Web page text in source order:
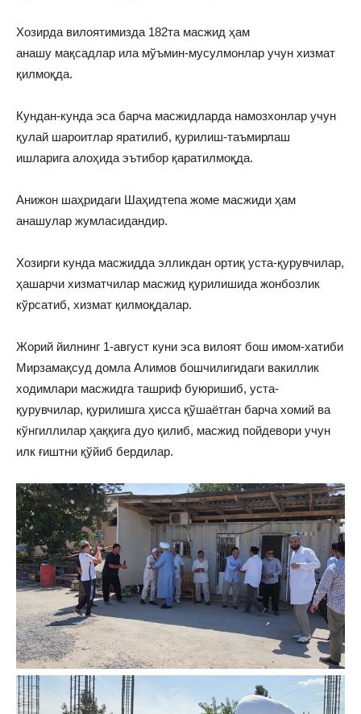
Хозирда вилоятимизда 182та масжид ҳам
анашу мақсадлар ила мўъмин-мусулмонлар учун хизмат
қилмоқда.
Кундан-кунда эса барча масжидларда намозхонлар учун
қулай шароитлар яратилиб, қурилиш-таъмирлаш
ишларига алоҳида эътибор қаратилмоқда.
Анижон шаҳридаги Шаҳидтепа жоме масжиди ҳам
анашулар жумласидандир.
Хозирги кунда масжидда элликдан ортиқ уста-қурувчилар,
ҳашарчи хизматчилар масжид қурилишида жонбозлик
кўрсатиб, хизмат қилмоқдалар.
Жорий йилнинг 1-август куни эса вилоят бош имом-хатиби
Мирзамақсуд домла Алимов бошчилигидаги вакиллик
ходимлари масжидга ташриф буюришиб, уста-
қурувчилар, қурилишга ҳисса қўшаётган барча хомий ва
кўнгиллилар ҳаққига дуо қилиб, масжид пойдевори учун
илк ғиштни қўйиб бердилар.